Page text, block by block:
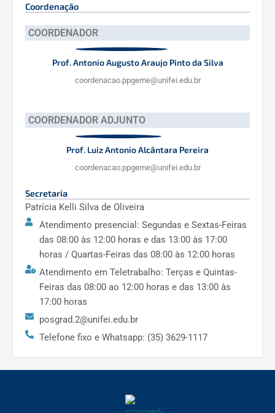
Coordenação
COORDENADOR
Prof. Antonio Augusto Araujo Pinto da Silva
coordenacao.ppgeme@unifei.edu.br
COORDENADOR ADJUNTO
Prof. Luiz Antonio Alcântara Pereira
coordenacao.ppgeme@unifei.edu.br
Secretaria
Patrícia Kelli Silva de Oliveira
Atendimento presencial: Segundas e Sextas-Feiras
das 08:00 às 12:00 horas e das 13:00 às 17:00
horas / Quartas-Feiras das 08:00 às 12:00 horas
Atendimento em Teletrabalho: Terças e Quintas-
Feiras das 08:00 ao 12:00 horas e das 13:00 às
17:00 horas
posgrad.2@unifei.edu.br
Telefone fixo e Whatsapp: (35) 3629-1117